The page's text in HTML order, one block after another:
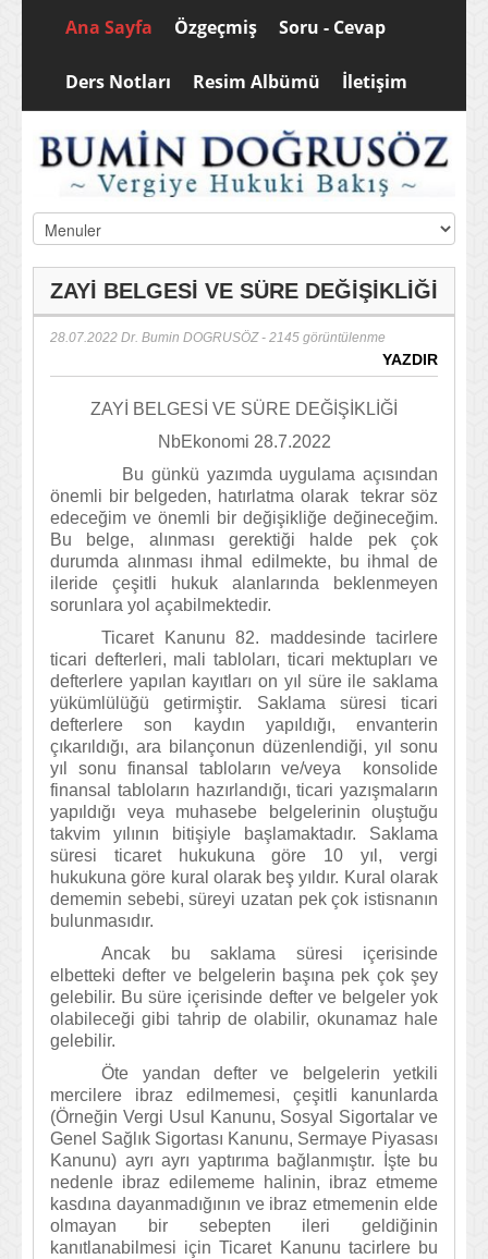
Ana Sayfa Özgeçmiş Soru - Cevap
Ders Notları Resim Albümü İletişim
ZAYİ BELGESİ VE SÜRE DEĞİŞİKLİĞİ
28.07.2022 Dr. Bumin DOGRUSÖZ- 2145 görüntülenme
YAZDIR
ZAYİ BELGESİ VE SÜRE DEĞİŞİKLİĞİ
NbEkonomi 28.7.2022
Bu günkü yazımda uygulama açısından
önemli bir belgeden, hatırlatma olarak tekrar söz
edeceğim ve önemli bir değişikliğe değineceğim.
Bu belge, alınması gerektiği halde pek çok
durumda alınması ihmal edilmekte, bu ihmal de
ileride çeşitli hukuk alanlarında beklenmeyen
sorunlara yol açabilmektedir.
Ticaret Kanunu 82. maddesinde tacirlere
ticari defterleri, mali tabloları, ticari mektupları ve
defterlere yapılan kayıtları on yıl süre ile saklama
yükümlülüğü getirmiştir. Saklama süresi ticari
defterlere son kaydın yapıldığı, envanterin
çıkarıldığı, ara bilançonun düzenlendiği, yıl sonu
yıl sonu finansal tabloların ve/veya konsolide
finansal tabloların hazırlandığı, ticari yazışmaların
yapıldığı veya muhasebe belgelerinin oluştuğu
takvim yılının bitişiyle başlamaktadır. Saklama
süresi ticaret hukukuna göre 10 yıl, vergi
hukukuna göre kural olarak beş yıldır. Kural olarak
dememin sebebi, süreyi uzatan pek çok istisnanın
bulunmasıdır.
Ancak bu saklama süresi içerisinde
elbetteki defter ve belgelerin başına pek çok şey
gelebilir. Bu süre içerisinde defter ve belgeler yok
olabileceği gibi tahrip de olabilir, okunamaz hale
gelebilir.
Öte yandan defter ve belgelerin yetkili
mercilere ibraz edilmemesi, çeşitli kanunlarda
(Örneğin Vergi Usul Kanunu, Sosyal Sigortalar ve
Genel Sağlık Sigortası Kanunu, Sermaye Piyasası
Kanunu) ayrı ayrı yaptırıma bağlanmıştır. İşte bu
nedenle ibraz edilememe halinin, ibraz etmeme
kasdına dayanmadığının ve ibraz etmemenin elde
olmayan bir sebepten ileri geldiğinin
kanıtlanabilmesi için Ticaret Kanunu tacirlere bu